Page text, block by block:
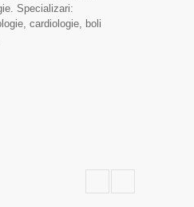
Specializari:
cardiologie, boli